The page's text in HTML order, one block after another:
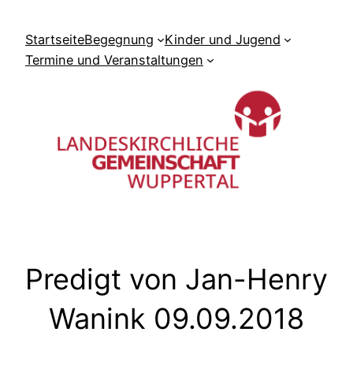
Inhalt
springen
StartseiteBegegnung
Kinder und Jugend
Termine und Veranstaltungen
Predigt von Jan-Henry
Wanink 09.09.2018